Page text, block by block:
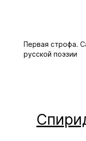
Первая строфа.
русской поэзии